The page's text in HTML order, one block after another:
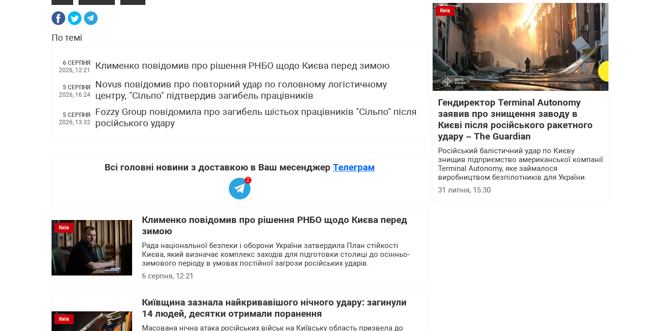
По темі
6 СЕРПНЯ
2026, 12:21
Клименко повідомив про рішення РНБО щодо Києва перед зимою
5 СЕРПНЯ
2026, 16:24
Novus повідомив про повторний удар по головному логістичному
центру, "Сільпо" підтвердив загибель працівників
5 СЕРПНЯ
2026, 13:32
Fozzy Group повідомила про загибель шістьох працівників "Сільпо" після
російського удару
Всі головні новини з доставкою в Ваш месенджер Телеграм
2
Київ
Клименко повідомив про рішення РНБО щодо Києва перед
зимою
Рада національної безпеки і оборони України затвердила План стійкості
Києва, який визначає комплекс заходів для підготовки столиці до осінньо-
зимового періоду в умовах постійної загрози російських ударів.
6 серпня, 12:21
Київ
Київщина зазнала найкривавішого нічного удару: загинули
14 людей, десятки отримали поранення
Масована нічна атака російських військ на Київську область призвела до
Київ
Гендиректор Terminal Autonomy
заявив про знищення заводу в
Києві після російського ракетного
удару – The Guardian
Російський балістичний удар по Києву
знищив підприємство американської компанії
Terminal Autonomy, яке займалося
виробництвом безпілотників для України.
31 липня, 15:30